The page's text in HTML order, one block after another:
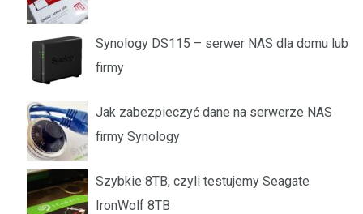
Synology DS115 – serwer NAS dla domu lub
firmy
Jak zabezpieczyć dane na serwerze NAS
firmy Synology
Szybkie 8TB, czyli testujemy Seagate
IronWolf 8TB